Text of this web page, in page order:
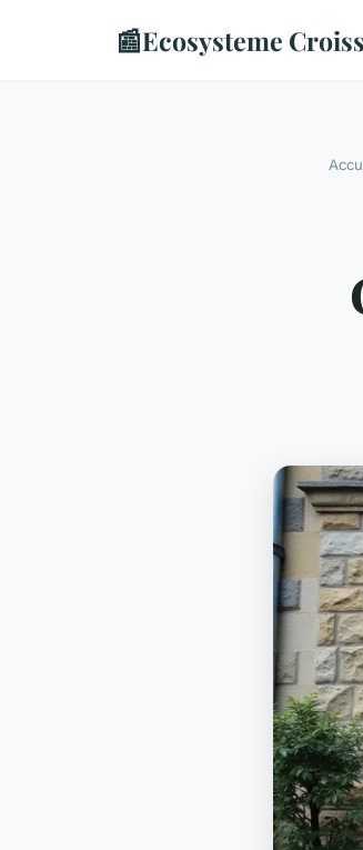
📰Ecosysteme